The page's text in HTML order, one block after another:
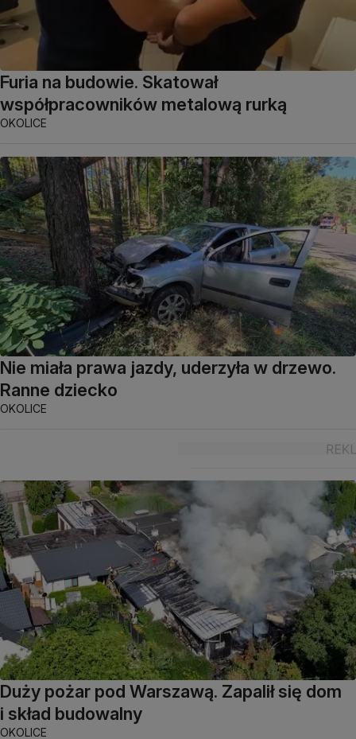
Furia na budowie. Skatował
współpracowników metalową rurką
OKOLICE
Nie miała prawa jazdy, uderzyła w drzewo.
Ranne dziecko
OKOLICE
Duży pożar pod Warszawą. Zapalił się dom
i skład budowalny
OKOLICE